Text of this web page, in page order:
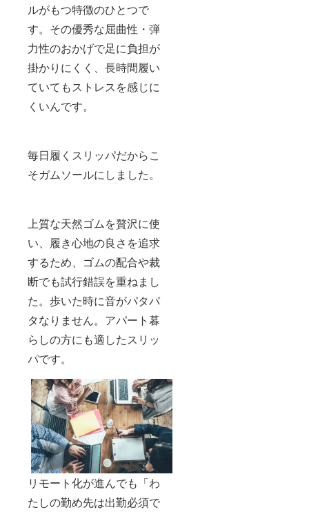
ルがもつ特徴のひとつで
す。その優秀な屈曲性・弾
力性のおかげで足に負担が
掛かりにくく、長時間履い
ていてもストレスを感じに
くいんです。
毎日履くスリッパだからこ
そガムソールにしました。
上質な天然ゴムを贅沢に使
い、履き心地の良さを追求
するため、ゴムの配合や裁
断でも試行錯誤を重ねまし
た。歩いた時に音がパタパ
タなりません。アパート暮
らしの方にも適したスリッ
パです。
リモート化が進んでも「わ
たしの勤め先は出勤必須で